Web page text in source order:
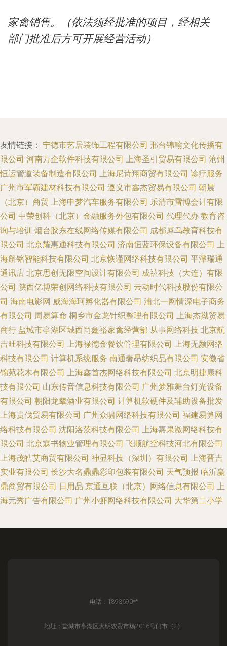
家禽销售。（依法须经批准的项目，经相关
部门批准后方可开展经营活动）
友情链接： 宁德市艺居装饰工程有限公司 邢台锦翰文化传播有
限公司 河南万企软件科技有限公司 上海圣引贸易有限公司 沧州
恒运管道装备制造有限公司 上海尼诗翔商贸有限公司 诊疗服务
广州市军霸建材科技有限公司 遵义市鑫杰贸易有限公司 朝晨
（北京）商贸 上海申梦汽车服务有限公司 乐清市雷博会计有限
公司 中荣创科（北京）金融服务外包有限公司 代理代办 教育咨
询与培训 烟台胶东在线网络传媒有限公司 成都犀鸟教育科技有
限公司 北京耀惠通科技有限公司 济南恒蓝环保设备有限公司 上
海斛铭智能科技有限公司 北京恢谨网络科技有限公司 平潭瑞通
通讯店 北京思创无限空间设计有限公司 成禧科技（大连）有限
公司 陕西亿博荣创网络科技有限公司 云动时代科技股份有限公
司 海南电影网 威海海珂孵化器有限公司 浦北一网情深电子商务
有限公司 周易算命 桐乡市金龙针织整理有限公司 上海杰拗贸易
商行 盐城市亭湖区城西尚鑫裕家禽经营部 从事网络科技 北京航
吉旺科技有限公司 上海禄德金餐饮管理有限公司 上海无颜网络
科技有限公司 计算机系统服务 南通奢昂纺织品有限公司 安徽省
锦苑花木有限公司 上海鑫首杰网络科技有限公司 北京明捷康科
技有限公司 山东传音信息科技有限公司 广州梦雅舞台灯光设备
有限公司 朝阳龙辇酒业有限公司 计算机软硬件及辅助设备批发
上海贵伐贸易有限公司 广州众啸网络科技有限公司 福建易算网
络科技有限公司 沈阳洛茨科技有限公司 上海嘉果潋网络科技有
限公司 北京霖书物业管理有限公司 飞顺航空科技河北有限公司
上海茂皓艾商贸有限公司 神显科技（深圳）有限公司 上海晋吉
实业有限公司 长沙大名鼎鼎彩印包装有限公司 天气预报 临沂赢
鼎商贸有限公司 日用品 京通互联（北京）网络信息有限公司 上
海元秀广告有限公司 广州小虾网络科技有限公司 大华第二小学
电话：1893690**
地址：盐城市亭湖区大明农贸市场2016号门市（2）